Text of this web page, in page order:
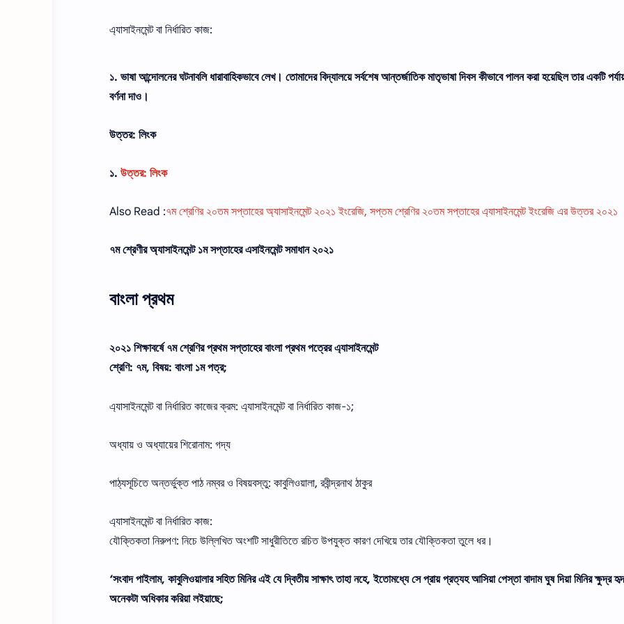
এ্যাসাইনমেন্ট বা নির্ধারিত কাজ:
১. ভাষা আন্দোলনের ঘটনাবলি ধারাবাহিকভাবে লেখ। তোমাদের বিদ্যালয়ে সর্বশেষ আন্তর্জাতিক মাতৃভাষা দিবস কীভাবে পালন করা হয়েছিল তার একটি
বর্ণনা দাও।
উত্তর: লিংক
১. উত্তর: লিংক
Also Read :৭ম শ্রেণির ২০তম সপ্তাহের অ্যাসাইনমেন্ট ২০২১ ইংরেজি, সপ্তম শ্রেণির ২০তম সপ্তাহের এ্যাসাইনমেন্ট ইংরেজি এর উত্তর ২০২১
৭ম শ্রেণীর অ্যাসাইনমেন্ট ১ম সপ্তাহের এসাইনমেন্ট সমাধান ২০২১
বাংলা প্রথম
২০২১ শিক্ষাবর্ষে ৭ম শ্রেণির প্রথম সপ্তাহের বাংলা প্রথম পত্রের এ্যাসাইনমেন্ট
শ্রেণি: ৭ম, বিষয়: বাংলা ১ম পত্র;
এ্যাসাইনমেন্ট বা নির্ধারিত কাজের ক্রম: এ্যাসাইনমেন্ট বা নির্ধারিত কাজ-১;
অধ্যায় ও অধ্যায়ের শিরােনাম: গদ্য
পাঠ্যসূচিতে অন্তর্ভুক্ত পাঠ নম্বর ও বিষয়বস্তু: কাবুলিওয়ালা, রবীন্দ্রনাথ ঠাকুর
এ্যাসাইনমেন্ট বা নির্ধারিত কাজ:
যৌক্তিকতা নিরুপণ: নিচে উল্লিখিত অংশটি সাধুরীতিতে রচিত উপযুক্ত কারণ দেখিয়ে তার যৌক্তিকতা তুলে ধর।
‘সংবাদ পাইলাম, কাবুলিওয়ালার সহিত মিনির এই যে দ্বিতীয় সাক্ষাৎ তাহা নহে, ইতােমধ্যে সে প্রায় প্রত্যহ আসিয়া পেস্তা বাদাম ঘুষ দিয়া মিনির ক্ষুদ্র
অনেকটা অধিকার করিয়া লইয়াছে;